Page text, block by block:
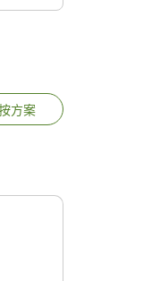
方案